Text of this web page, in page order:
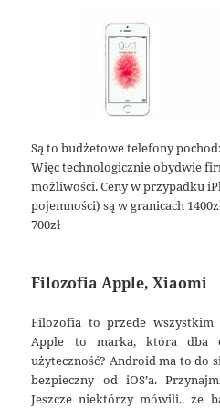
Są to budżetowe telefony
Więc technologicznie obydwie
możliwości. Ceny w przypadku
pojemności) są w granicach
700zł
Filozofia Apple, Xiaomi
Filozofia to przede wszystkim
Apple to marka, która dba
użyteczność? Android ma to do
bezpieczny od iOS’a.
Jeszcze niektórzy mówili.. że